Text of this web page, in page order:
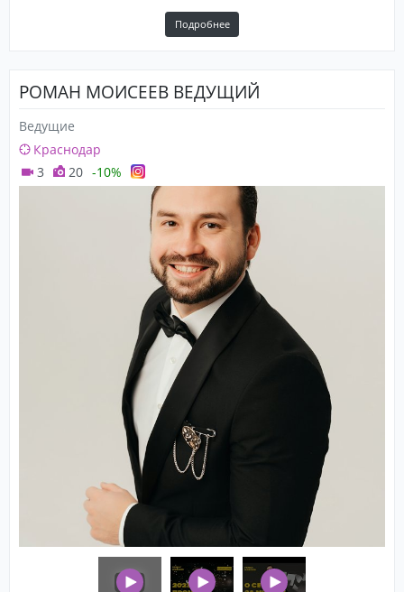
Подробнее
РОМАН МОИСЕЕВ ВЕДУЩИЙ
Ведущие
Краснодар
3
20 -10%